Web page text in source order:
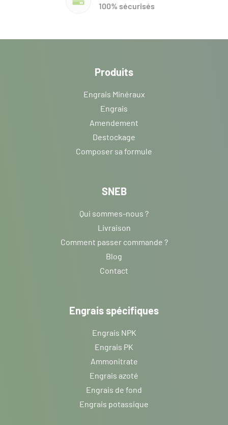
100% sécurisés
Produits
Engrais Minéraux
Engrais
Amendement
Destockage
Composer sa formule
SNEB
Qui sommes-nous ?
Livraison
Comment passer commande ?
Blog
Contact
Engrais spécifiques
Engrais NPK
Engrais PK
Ammonitrate
Engrais azoté
Engrais de fond
Engrais potassique